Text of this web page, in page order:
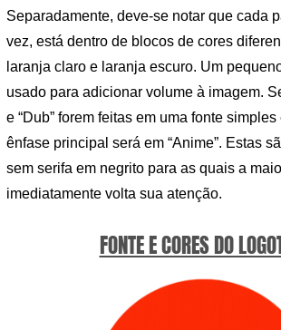
Separadamente, deve-se notar que cada
vez, está dentro de blocos de cores
laranja claro e laranja escuro. Um
usado para adicionar volume à imagem.
e “Dub” forem feitas em uma fonte
ênfase principal será em “Anime”. Estas
sem serifa em negrito para as quais a
imediatamente volta sua atenção.
FONTE E CORES DO